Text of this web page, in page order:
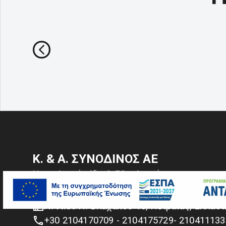
Κ. & Α. ΣΥΝΟΔΙΝΟΣ ΑΕ
Ναυτιλιακά είδη & Εξοπλισμός
ανύψωσης και πρόσδεσης
Αντιπλ. Π. Βλαχάκου 10, Πειραιάς, Ελλάδα